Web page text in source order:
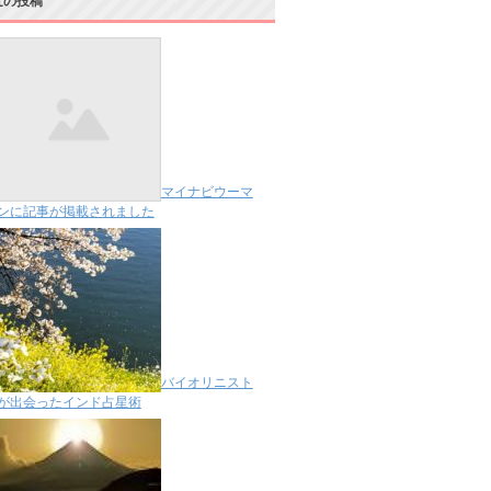
マイナビウーマ
に記事が掲載されました
バイオリニスト
出会ったインド占星術